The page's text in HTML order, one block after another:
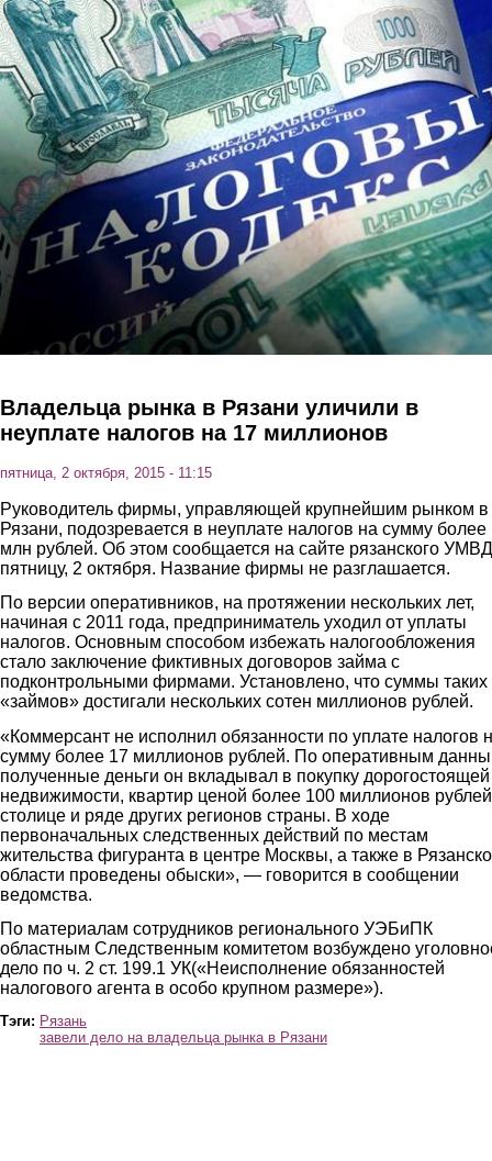
Перейти к основному содержанию
Владельца рынка в Рязани уличили в
неуплате налогов на 17 миллионов
пятница, 2 октября, 2015 - 11:15
Руководитель фирмы, управляющей крупнейшим рынком в
Рязани, подозревается в неуплате налогов на сумму более
млн рублей. Об этом сообщается на сайте рязанского
пятницу, 2 октября. Название фирмы не разглашается.
По версии оперативников, на протяжении нескольких лет,
начиная с 2011 года, предприниматель уходил от уплаты
налогов. Основным способом избежать налогообложения
стало заключение фиктивных договоров займа с
подконтрольными фирмами. Установлено, что суммы таких
«займов» достигали нескольких сотен миллионов рублей.
«Коммерсант не исполнил обязанности по уплате налогов
сумму более 17 миллионов рублей. По оперативным
полученные деньги он вкладывал в покупку дорогостоящей
недвижимости, квартир ценой более 100 миллионов
столице и ряде других регионов страны. В ходе
первоначальных следственных действий по местам
жительства фигуранта в центре Москвы, а также в
области проведены обыски», — говорится в сообщении
ведомства.
По материалам сотрудников регионального УЭБиПК
областным Следственным комитетом возбуждено
дело по ч. 2 ст. 199.1 УК(«Неисполнение обязанностей
налогового агента в особо крупном размере»).
Тэги: Рязань
завели дело на владельца рынка в Рязани